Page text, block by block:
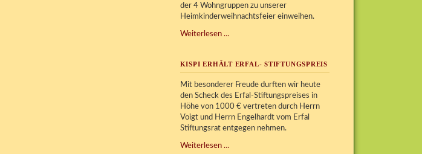
der 4 Wohngruppen zu unserer
Heimkinderweihnachtsfeier einweihen.
Weiterlesen …
KISPI ERHÄLT ERFAL- STIFTUNGSPREIS
Mit besonderer Freude durften wir heute
den Scheck des Erfal-Stiftungspreises in
Höhe von 1000 € vertreten durch Herrn
Voigt und Herrn Engelhardt vom Erfal
Stiftungsrat entgegen nehmen.
Weiterlesen …